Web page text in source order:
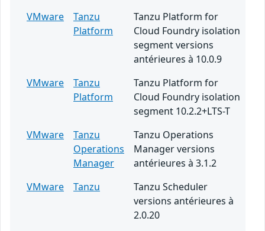
VMware
Tanzu
Platform
Tanzu Platform for
Cloud Foundry isolation
segment versions
antérieures à 10.0.9
VMware
Tanzu
Platform
Tanzu Platform for
Cloud Foundry isolation
segment 10.2.2+LTS-T
VMware
Tanzu
Operations
Manager
Tanzu Operations
Manager versions
antérieures à 3.1.2
VMware
Tanzu
Tanzu Scheduler
versions antérieures à
2.0.20